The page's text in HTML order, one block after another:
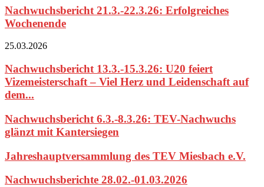
Nachwuchsbericht 21.3.-22.3.26: Erfolgreiches
Wochenende
25.03.2026
Nachwuchsbericht 13.3.-15.3.26: U20 feiert
Vizemeisterschaft – Viel Herz und Leidenschaft auf
dem...
Nachwuchsbericht 6.3.-8.3.26: TEV-Nachwuchs
glänzt mit Kantersiegen
Jahreshauptversammlung des TEV Miesbach e.V.
Nachwuchsberichte 28.02.-01.03.2026